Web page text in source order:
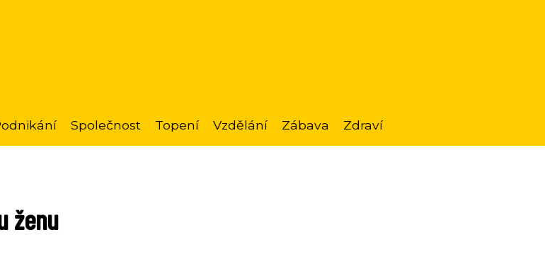
Společnost Topení Vzdělání Zábava Zdraví
ženu